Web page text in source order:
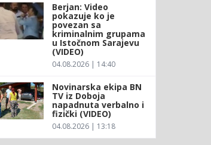
Berjan: Video
pokazuje ko je
povezan sa
kriminalnim grupama
u Istočnom Sarajevu
(VIDEO)
04.08.2026 | 14:40
Novinarska ekipa BN
TV iz Doboja
napadnuta verbalno i
fizički (VIDEO)
04.08.2026 | 13:18